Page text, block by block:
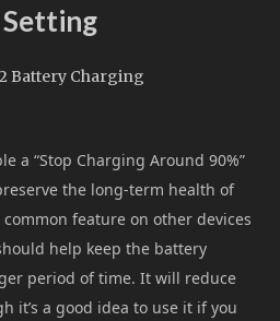
a “Stop Charging Around 90%”
the long-term health of
common feature on other devices
help keep the battery
period of time. It will reduce
it’s a good idea to use it if you